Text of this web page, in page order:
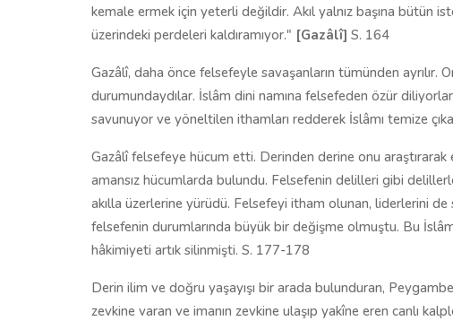
kemale ermek için yeterli değildir. Akıl yalnız başına bütün
üzerindeki perdeleri kaldıramıyor." [Gazâlî] S. 164
Gazâlî, daha önce felsefeyle savaşanların tümünden ayrılır.
durumundaydılar. İslâm dini namına felsefeden özür
savunuyor ve yöneltilen ithamları redderek İslâmı temize
Gazâlî felsefeye hücum etti. Derinden derine onu
amansız hücumlarda bulundu. Felsefenin delilleri gibi
akılla üzerlerine yürüdü. Felsefeyi itham olunan, liderlerini
felsefenin durumlarında büyük bir değişme olmuştu. Bu
hâkimiyeti artık silinmişti. S. 177-178
Derin ilim ve doğru yaşayışı bir arada bulunduran,
zevkine varan ve imanın zevkine ulaşıp yakîne eren canlı